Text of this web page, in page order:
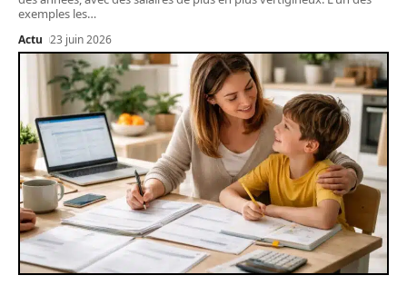
exemples les…
Actu 23 juin 2026